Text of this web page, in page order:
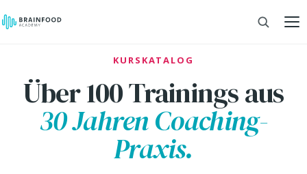
KURSKATALOG
Über 100 Trainings aus
30 Jahren Coaching-
Praxis.